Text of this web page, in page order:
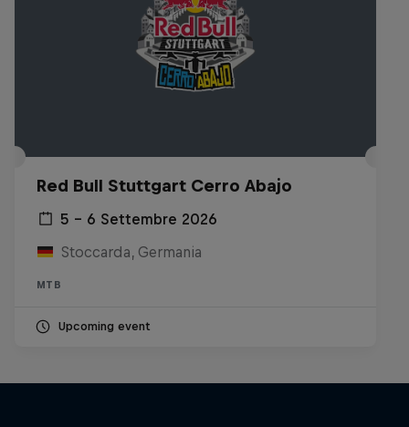
Red Bull Stuttgart Cerro Abajo
5 – 6 Settembre 2026
Stoccarda, Germania
MTB
Upcoming event